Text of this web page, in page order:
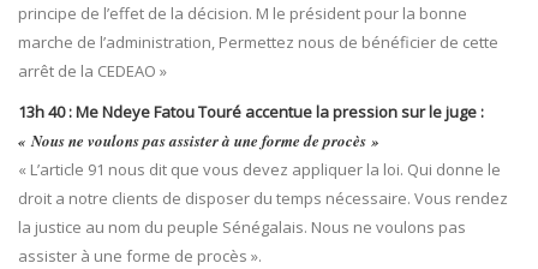
principe de l’effet de la décision. M le président pour la bonne
marche de l’administration, Permettez nous de bénéficier de cette
arrêt de la CEDEAO »
13h 40 : Me Ndeye Fatou Touré accentue la pression sur le juge :
« Nous ne voulons pas assister à une forme de procès »
« L’article 91 nous dit que vous devez appliquer la loi. Qui donne le
droit a notre clients de disposer du temps nécessaire. Vous rendez
la justice au nom du peuple Sénégalais. Nous ne voulons pas
assister à une forme de procès ».